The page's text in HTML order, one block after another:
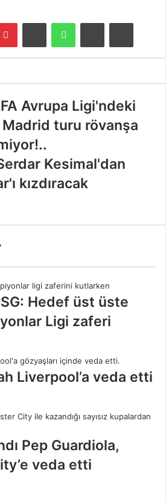
Avrupa Ligi'ndeki
turu rövanşa
Kesimal'dan
kızdıracak
Hedef üst üste
Ligi zaferi
Liverpool’a veda etti
Pep Guardiola,
veda etti